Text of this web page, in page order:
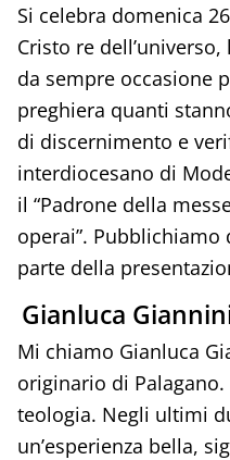
Si celebra domenica
Cristo re
da sempre occasione
preghiera quanti
di discernimento e
interdiocesano di
il “Padrone della
operai”. Pubblichiamo
parte della
Gianluca
Mi chiamo Gianluca
originario di
teologia. Negli ultimi
un’esperienza bella,